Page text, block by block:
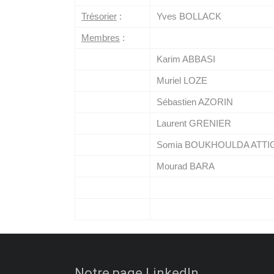
Trésorier : Yves BOLLACK
Membres :
Karim ABBASI
Muriel LOZE
Sébastien AZORIN
Laurent GRENIER
Somia BOUKHOULDA
Mourad BARA